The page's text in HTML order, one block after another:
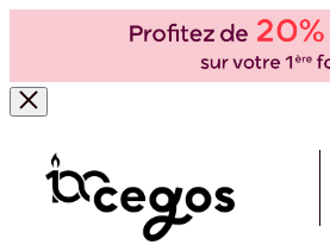
Formation - 3h
Pour qui ?